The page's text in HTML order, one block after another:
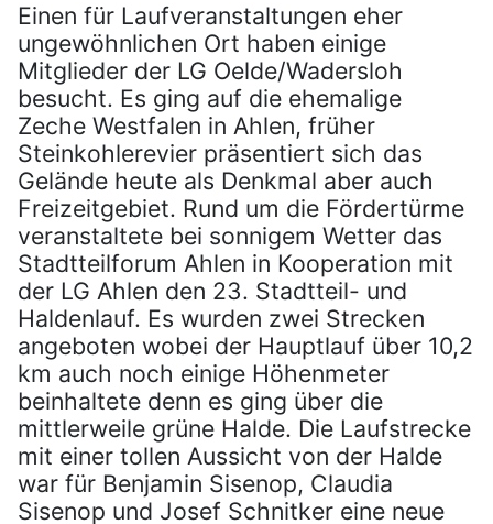
Einen für Laufveranstaltungen eher
ungewöhnlichen Ort haben einige
Mitglieder der LG Oelde/Wadersloh
besucht. Es ging auf die ehemalige
Zeche Westfalen in Ahlen, früher
Steinkohlerevier präsentiert sich das
Gelände heute als Denkmal aber auch
Freizeitgebiet. Rund um die Fördertürme
veranstaltete bei sonnigem Wetter das
Stadtteilforum Ahlen in Kooperation mit
der LG Ahlen den 23. Stadtteil- und
Haldenlauf. Es wurden zwei Strecken
angeboten wobei der Hauptlauf über 10,2
km auch noch einige Höhenmeter
beinhaltete denn es ging über die
mittlerweile grüne Halde. Die Laufstrecke
mit einer tollen Aussicht von der Halde
war für Benjamin Sisenop, Claudia
Sisenop und Josef Schnitker eine neue